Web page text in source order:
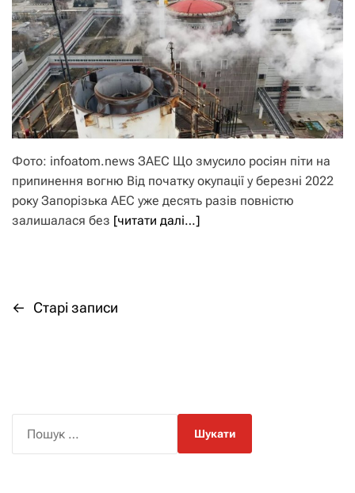
Фото: infoatom.news ЗАЕС Що змусило росіян піти на
припинення вогню Від початку окупації у березні 2022
року Запорізька АЕС уже десять разів повністю
залишалася без [читати далі…]
Н
і
г
← Старі записи